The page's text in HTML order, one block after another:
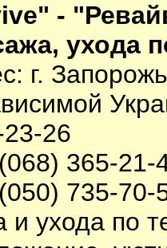
-
ухода
г.
26
365-21-
735-70-
ухода по